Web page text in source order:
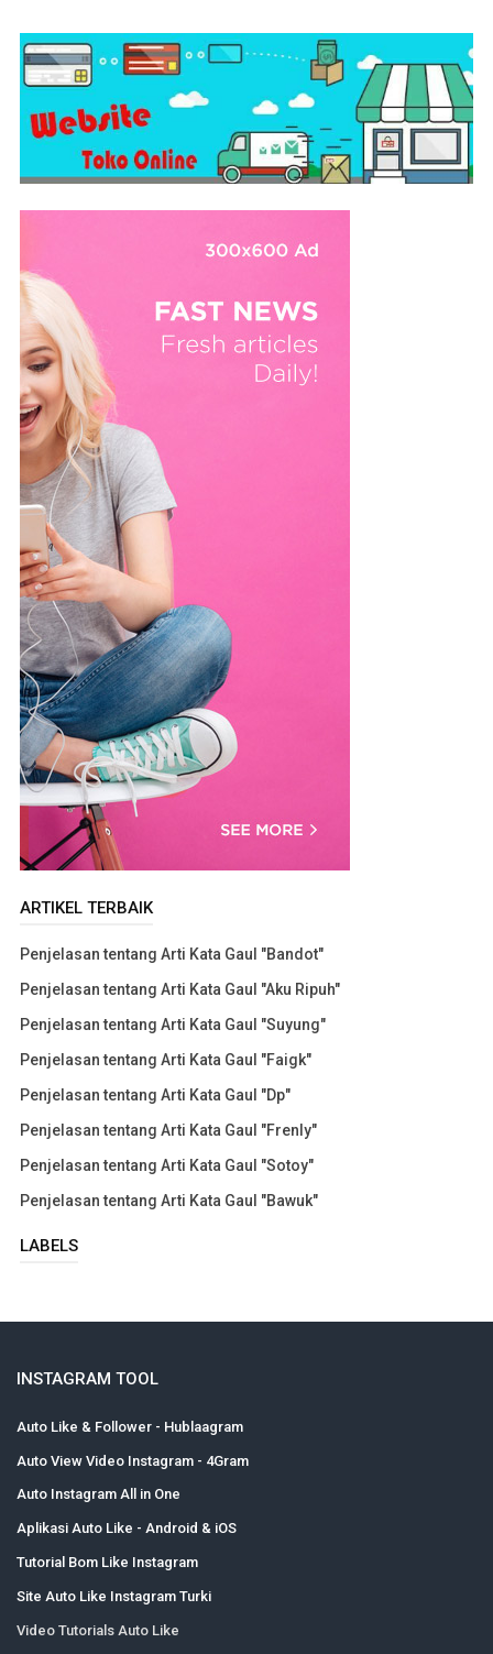
ARTIKEL TERBAIK
Penjelasan tentang Arti Kata Gaul "Bandot"
Penjelasan tentang Arti Kata Gaul "Aku Ripuh"
Penjelasan tentang Arti Kata Gaul "Suyung"
Penjelasan tentang Arti Kata Gaul "Faigk"
Penjelasan tentang Arti Kata Gaul "Dp"
Penjelasan tentang Arti Kata Gaul "Frenly"
Penjelasan tentang Arti Kata Gaul "Sotoy"
Penjelasan tentang Arti Kata Gaul "Bawuk"
LABELS
INSTAGRAM TOOL
Auto Like & Follower - Hublaagram
Auto View Video Instagram - 4Gram
Auto Instagram All in One
Aplikasi Auto Like - Android & iOS
Tutorial Bom Like Instagram
Site Auto Like Instagram Turki
Video Tutorials Auto Like